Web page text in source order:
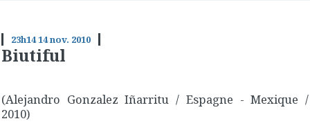
23h1414nov. 2010
Biutiful
(Alejandro Gonzalez Iñarritu / Espagne - Mexique /
2010)